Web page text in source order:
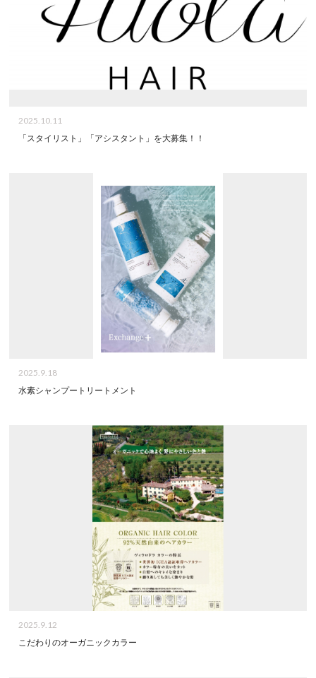
2025.10.11
「スタイリスト」「アシスタント」を大募集！！
2025.9.18
水素シャンプートリートメント
2025.9.12
こだわりのオーガニックカラー